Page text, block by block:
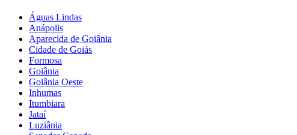
Águas Lindas
Anápolis
Aparecida de Goiânia
Cidade de Goiás
Formosa
Goiânia
Goiânia Oeste
Inhumas
Itumbiara
Jataí
Luziânia